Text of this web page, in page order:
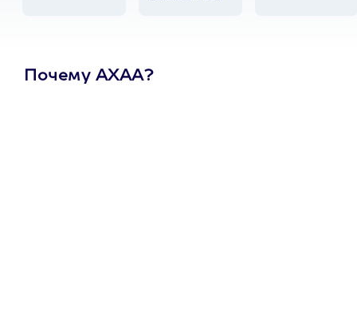
Почему АХАА?